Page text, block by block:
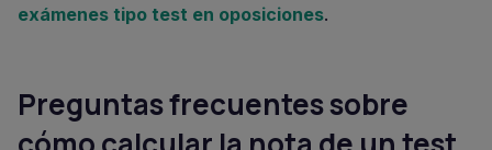
exámenes tipo test en oposiciones.
Preguntas frecuentes sobre